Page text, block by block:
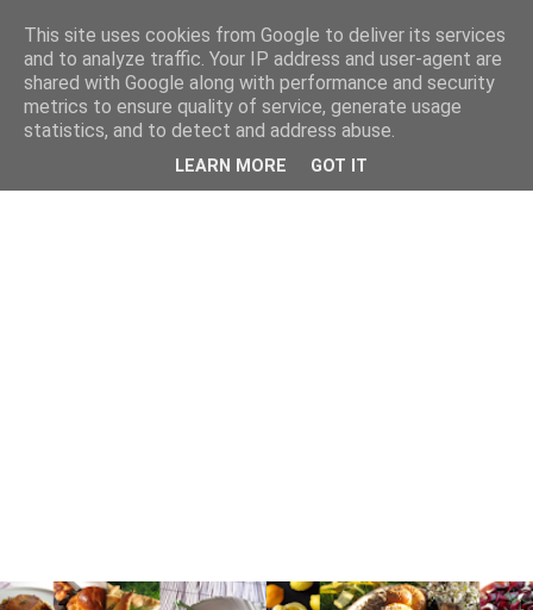
This site uses cookies from Google to deliver its services
and to analyze traffic. Your IP address and user-agent are
shared with Google along with performance and security
metrics to ensure quality of service, generate usage
statistics, and to detect and address abuse.
LEARN MORE GOT IT